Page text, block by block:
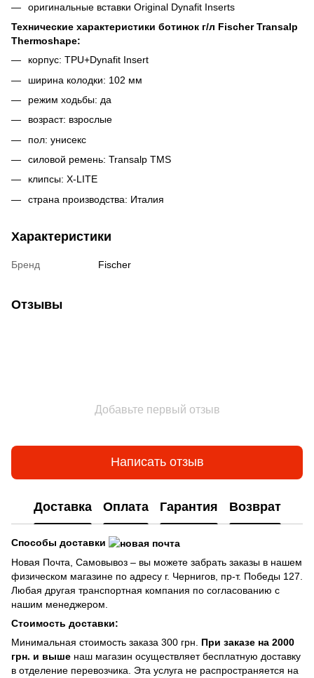
оригинальные вставки Original Dynafit Inserts
Технические характеристики ботинок г/л Fischer Transalp
Thermoshape:
корпус: TPU+Dynafit Insert
ширина колодки: 102 мм
режим ходьбы: да
возраст: взрослые
пол: унисекс
силовой ремень: Transalp TMS
клипсы: X-LITE
страна производства: Италия
Характеристики
Бренд Fischer
Отзывы
Добавьте первый отзыв
Написать отзыв
Доставка Оплата Гарантия Возврат
Способы доставки
Новая Почта, Самовывоз – вы можете забрать заказы в нашем
физическом магазине по адресу г. Чернигов, пр-т. Победы 127.
Любая другая транспортная компания по согласованию с
нашим менеджером.
Стоимость доставки:
Минимальная стоимость заказа 300 грн. При заказе на 2000
грн. и выше наш магазин осуществляет бесплатную доставку
в отделение перевозчика. Эта услуга не распространяется на